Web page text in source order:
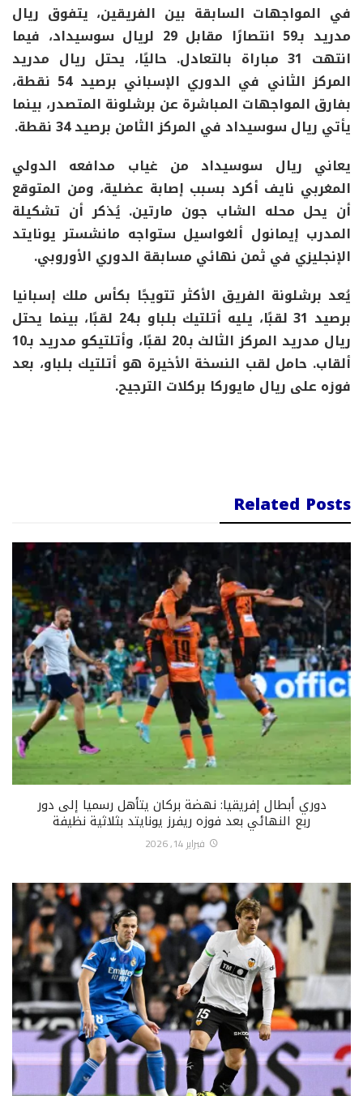
في المواجهات السابقة بين الفريقين، يتفوق ريال
مدريد بـ59 انتصارًا مقابل 29 لريال سوسيداد، فيما
انتهت 31 مباراة بالتعادل. حاليًا، يحتل ريال مدريد
المركز الثاني في الدوري الإسباني برصيد 54 نقطة،
بفارق المواجهات المباشرة عن برشلونة المتصدر، بينما
يأتي ريال سوسيداد في المركز الثامن برصيد 34 نقطة.
يعاني ريال سوسيداد من غياب مدافعه الدولي
المغربي نايف أكرد بسبب إصابة عضلية، ومن المتوقع
أن يحل محله الشاب جون مارتين. يُذكر أن تشكيلة
المدرب إيمانول ألغواسيل ستواجه مانشستر يونايتد
الإنجليزي في ثمن نهائي مسابقة الدوري الأوروبي.
يُعد برشلونة الفريق الأكثر تتويجًا بكأس ملك إسبانيا
برصيد 31 لقبًا، يليه أتلتيك بلباو بـ24 لقبًا، بينما يحتل
ريال مدريد المركز الثالث بـ20 لقبًا، وأتلتيكو مدريد بـ10
ألقاب. حامل لقب النسخة الأخيرة هو أتلتيك بلباو، بعد
فوزه على ريال مايوركا بركلات الترجيح.
Related Posts
دوري أبطال إفريقيا: نهضة بركان يتأهل رسميا إلى دور
ربع النهائي بعد فوزه ريفرز يونايتد بثلاثية نظيفة
فبراير 14, 2026